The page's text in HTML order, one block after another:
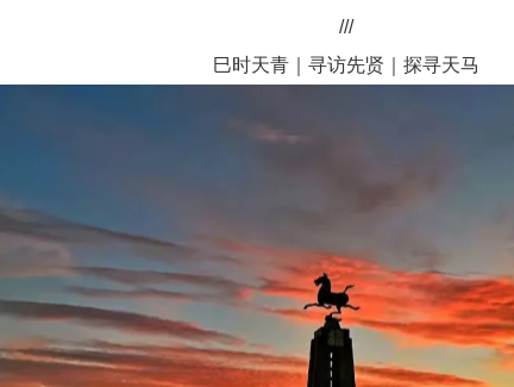
///
巳时天青｜寻访先贤｜探寻天马